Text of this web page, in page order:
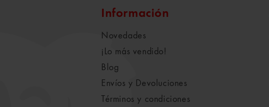
Información
Novedades
¡Lo más vendido!
Blog
Envíos y Devoluciones
Términos y condiciones